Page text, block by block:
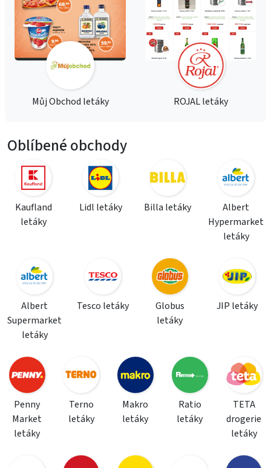
Můj Obchod letáky ROJAL letáky
Oblíbené obchody
Kaufland
letáky
Lidl letáky Billa letáky
Albert
Hypermarket
letáky
Albert
Supermarket
letáky
Tesco letáky
Globus
letáky
JIP letáky
Penny
Market
letáky
Terno
letáky
Makro
letáky
Ratio
letáky
TETA
drogerie
letáky